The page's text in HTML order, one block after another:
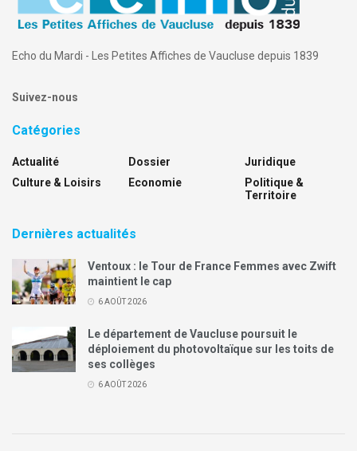
Echo du Mardi - Les Petites Affiches de Vaucluse depuis 1839
Suivez-nous
Catégories
Actualité
Culture & Loisirs
Dossier
Economie
Juridique
Politique &
Territoire
Dernières actualités
Ventoux : le Tour de France Femmes avec Zwift
maintient le cap
6 AOÛT 2026
Le département de Vaucluse poursuit le
déploiement du photovoltaïque sur les toits de
ses collèges
6 AOÛT 2026